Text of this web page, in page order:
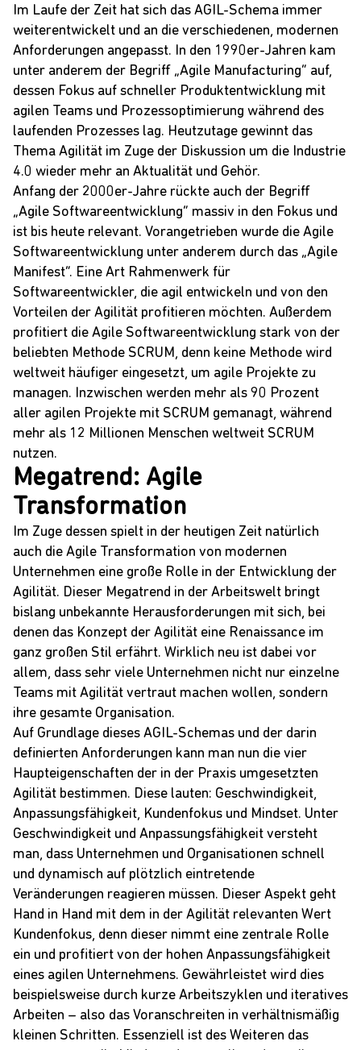
Im Laufe der Zeit hat sich das AGIL-Schema immer
weiterentwickelt und an die verschiedenen, modernen
Anforderungen angepasst. In den 1990er-Jahren kam
unter anderem der Begriff „Agile Manufacturing“ auf,
dessen Fokus auf schneller Produktentwicklung mit
agilen Teams und Prozessoptimierung während des
laufenden Prozesses lag. Heutzutage gewinnt das
Thema Agilität im Zuge der Diskussion um die Industrie
4.0 wieder mehr an Aktualität und Gehör.
Anfang der 2000er-Jahre rückte auch der Begriff
„Agile Softwareentwicklung“ massiv in den Fokus und
ist bis heute relevant. Vorangetrieben wurde die Agile
Softwareentwicklung unter anderem durch das „Agile
Manifest“. Eine Art Rahmenwerk für
Softwareentwickler, die agil entwickeln und von den
Vorteilen der Agilität profitieren möchten. Außerdem
profitiert die Agile Softwareentwicklung stark von der
beliebten Methode SCRUM, denn keine Methode wird
weltweit häufiger eingesetzt, um agile Projekte zu
managen. Inzwischen werden mehr als 90 Prozent
aller agilen Projekte mit SCRUM gemanagt, während
mehr als 12 Millionen Menschen weltweit SCRUM
nutzen.
Megatrend: Agile
Transformation
Im Zuge dessen spielt in der heutigen Zeit natürlich
auch die Agile Transformation von modernen
Unternehmen eine große Rolle in der Entwicklung der
Agilität. Dieser Megatrend in der Arbeitswelt bringt
bislang unbekannte Herausforderungen mit sich, bei
denen das Konzept der Agilität eine Renaissance im
ganz großen Stil erfährt. Wirklich neu ist dabei vor
allem, dass sehr viele Unternehmen nicht nur einzelne
Teams mit Agilität vertraut machen wollen, sondern
ihre gesamte Organisation.
Auf Grundlage dieses AGIL-Schemas und der darin
definierten Anforderungen kann man nun die vier
Haupteigenschaften der in der Praxis umgesetzten
Agilität bestimmen. Diese lauten: Geschwindigkeit,
Anpassungsfähigkeit, Kundenfokus und Mindset. Unter
Geschwindigkeit und Anpassungsfähigkeit versteht
man, dass Unternehmen und Organisationen schnell
und dynamisch auf plötzlich eintretende
Veränderungen reagieren müssen. Dieser Aspekt geht
Hand in Hand mit dem in der Agilität relevanten Wert
Kundenfokus, denn dieser nimmt eine zentrale Rolle
ein und profitiert von der hohen Anpassungsfähigkeit
eines agilen Unternehmens. Gewährleistet wird dies
beispielsweise durch kurze Arbeitszyklen und iteratives
Arbeiten – also das Voranschreiten in verhältnismäßig
kleinen Schritten. Essenziell ist des Weiteren das